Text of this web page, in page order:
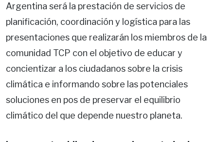
Argentina será la prestación de servicios de
planificación, coordinación y logística para las
presentaciones que realizarán los miembros de la
comunidad TCP con el objetivo de educar y
concientizar a los ciudadanos sobre la crisis
climática e informando sobre las potenciales
soluciones en pos de preservar el equilibrio
climático del que depende nuestro planeta.